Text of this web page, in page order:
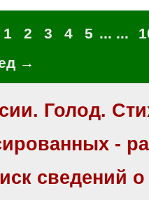
1 2 3 4 5 ... ...
→
Голод.
-
сведений